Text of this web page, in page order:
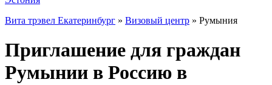
Вита трэвел Екатеринбург » Визовый центр » Румыния
Приглашение для граждан
Румынии в Россию в